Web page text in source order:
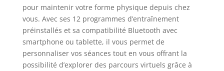
pour maintenir votre forme physique depuis chez
vous. Avec ses 12 programmes d’entraînement
préinstallés et sa compatibilité Bluetooth avec
smartphone ou tablette, il vous permet de
personnaliser vos séances tout en vous offrant la
possibilité d’explorer des parcours virtuels grâce à